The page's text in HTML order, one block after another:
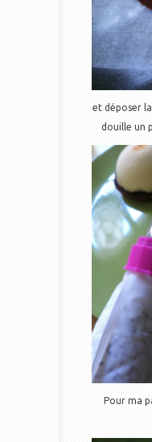
et déposer
douille un
Pour ma